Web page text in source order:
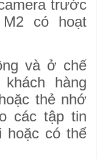
trước
có hoạt
và ở chế
hàng
thẻ nhớ
các tập tin
hoặc có thể